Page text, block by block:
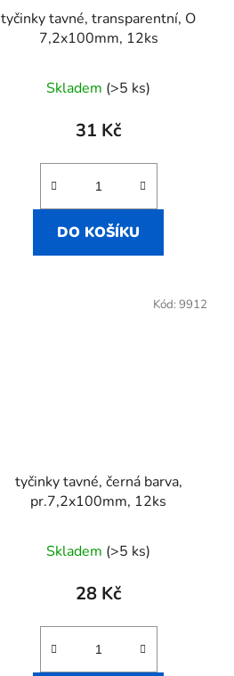
tyčinky tavné, transparentní, O
7,2x100mm, 12ks
Skladem (>5 ks)
31 Kč
DO KOŠÍKU
tyčinky tavné, černá barva,
pr.7,2x100mm, 12ks
Skladem (>5 ks)
28 Kč
Kód: 9912